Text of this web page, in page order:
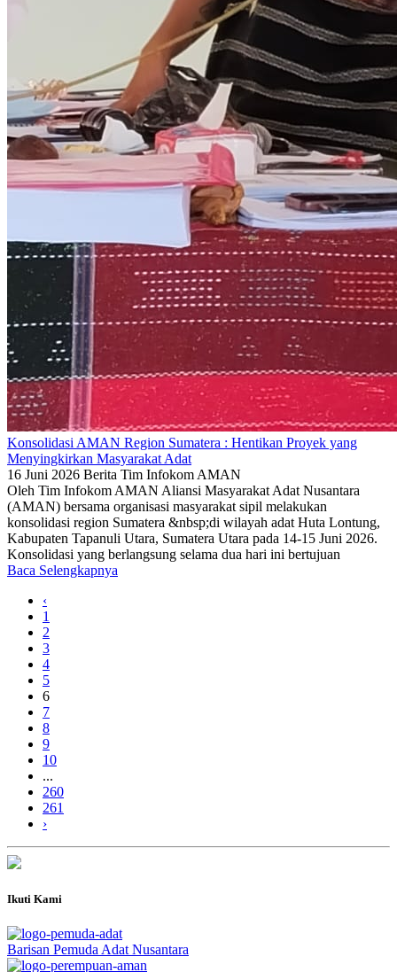
Konsolidasi AMAN Region Sumatera : Hentikan Proyek yang
Menyingkirkan Masyarakat Adat
16 Juni 2026 Berita Tim Infokom AMAN
Oleh Tim Infokom AMAN Aliansi Masyarakat Adat Nusantara
(AMAN) bersama organisasi masyarakat sipil melakukan
konsolidasi region Sumatera &nbsp;di wilayah adat Huta Lontung,
Kabupaten Tapanuli Utara, Sumatera Utara pada 14-15 Juni 2026.
Konsolidasi yang berlangsung selama dua hari ini bertujuan
Baca Selengkapnya
‹
1
2
3
4
5
6
7
8
9
10
...
260
261
›
Ikuti Kami
Barisan Pemuda Adat Nusantara